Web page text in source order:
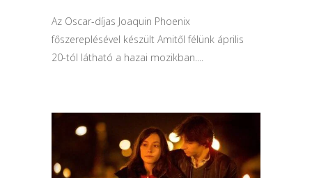
Az Oscar-díjas Joaquin Phoenix
főszereplésével készült Amitől félünk április
20-tól látható a hazai mozikban....